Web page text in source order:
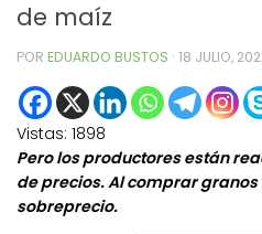
de maíz
POR EDUARDO BUSTOS · 18 JULIO,
Vistas: 1898
Pero los productores están
de precios. Al comprar
sobreprecio.